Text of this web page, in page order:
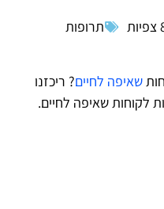
תרופות
שאיפה לחיים? ריכזנו
לקוחות שאיפה לחיים.